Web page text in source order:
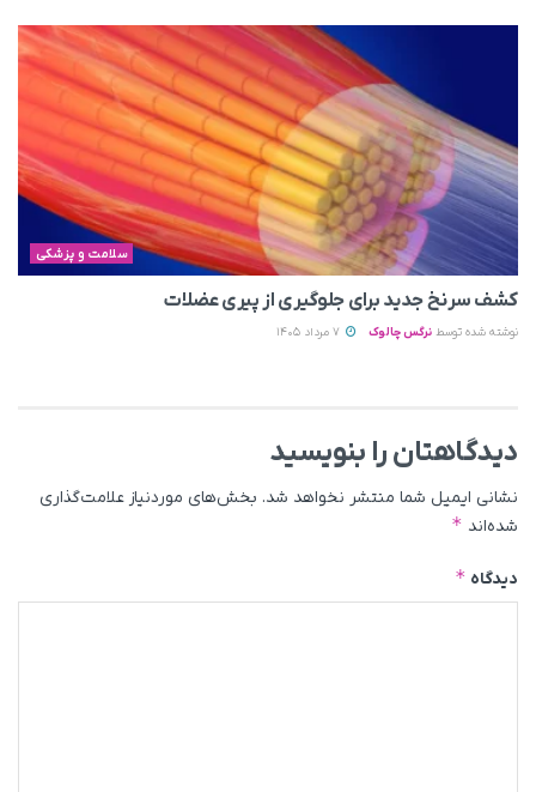
سلامت و پزشکی
کشف سرنخ جدید برای جلوگیری از پیری عضلات
نوشته شده توسط نرگس چالوک
دیدگاهتان را بنویسید
نشانی ایمیل شما منتشر نخواهد شد. بخش‌های موردنیاز علامت‌گذاری
شده‌اند *
دیدگاه *